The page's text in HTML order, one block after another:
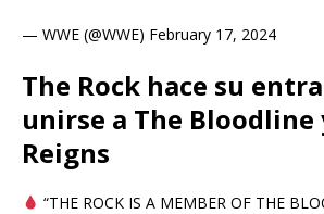
— WWE (@WWE) February 17, 2024
The Rock hace su
unirse a The Bloodline
Reigns
“THE ROCK IS A MEMBER OF THE